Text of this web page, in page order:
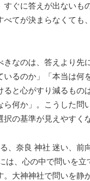
ぐに答えが出ないも
べてが決まらなくても
なのは、答えより先
いるのか」「本当は何
ると心がすり減るもの
ら何か」。こうした問
の基準が見えやすく
、奈良 神社 迷い、前
は、心の中で問いを立
。大神神社で問いを静